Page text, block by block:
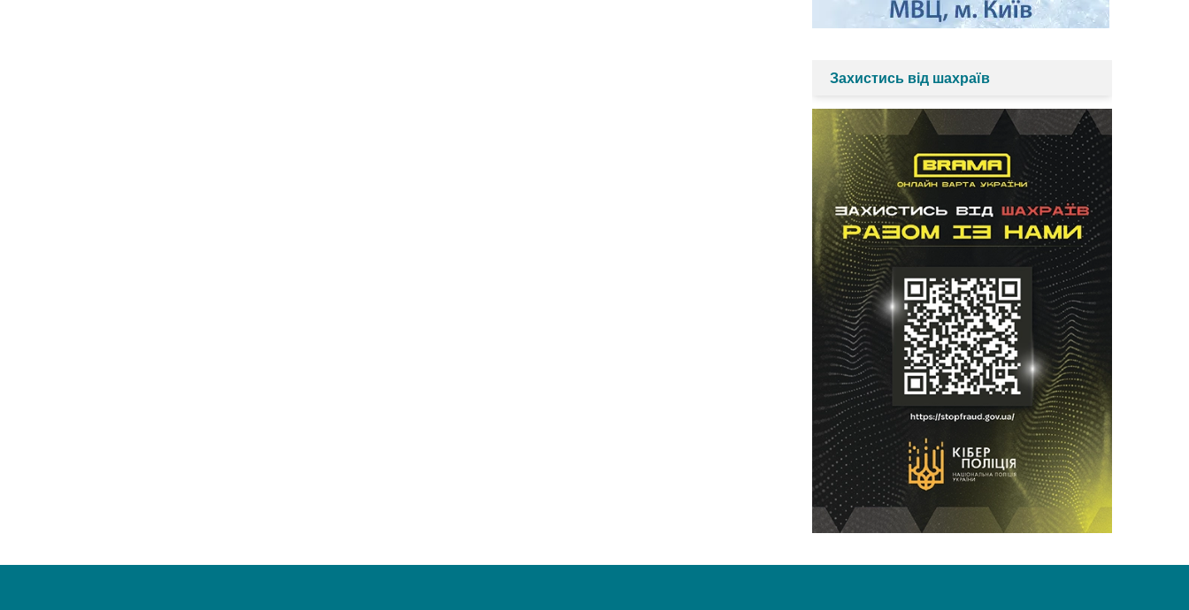
Захистись від шахраїв